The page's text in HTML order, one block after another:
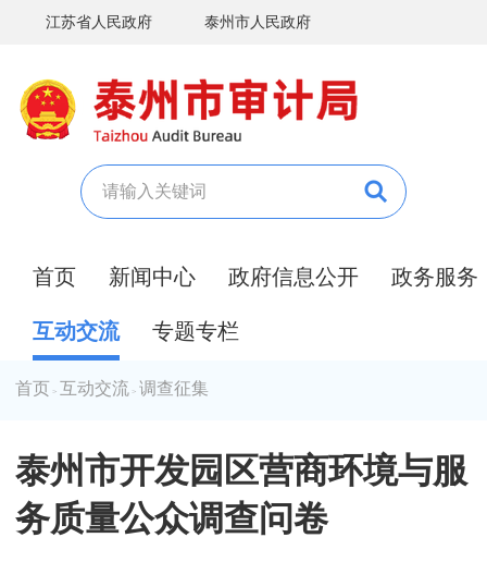
江苏省人民政府 泰州市人民政府
首页 新闻中心 政府信息公开 政务服务
互动交流 专题专栏
首页 > 互动交流 > 调查征集
泰州市开发园区营商环境与服
务质量公众调查问卷